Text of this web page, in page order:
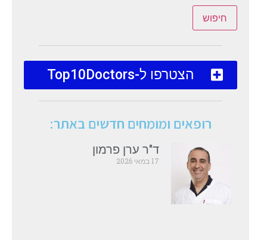
חיפוש
הצטרפו ל-Top10Doctors
רופאים ומומחים חדשים באתר:
ד"ר ערן פרמון
17 במאי 2026